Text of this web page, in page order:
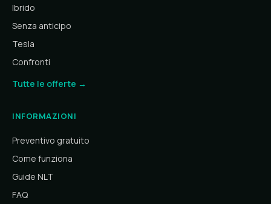
Ibrido
Senza anticipo
Tesla
Confronti
Tutte le offerte →
INFORMAZIONI
Preventivo gratuito
Come funziona
Guide NLT
FAQ